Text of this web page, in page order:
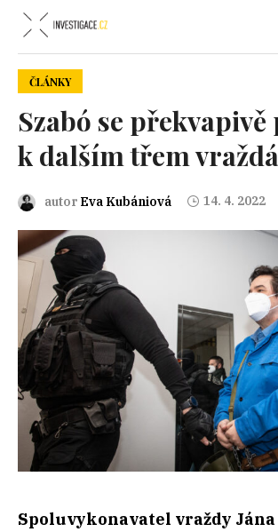
ČLÁNKY
Szabó se
k dalším třem
autor Eva Kubániová 14. 4. 2022
Spoluvykonavatel vraždy